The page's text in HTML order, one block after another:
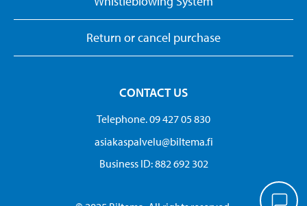
Return or cancel purchase
CONTACT US
Telephone. 09 427 05 830
asiakaspalvelu@biltema.fi
Business ID:​ 882 692 302